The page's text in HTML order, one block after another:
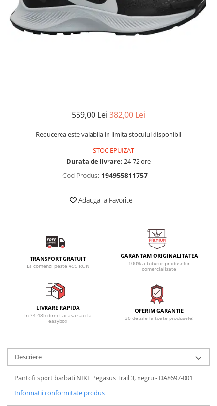
MAIOURI
CAMASI
BLUGI
JACHETE ȘI GECI SPORT
VESTE
MAIOURI
PANTALONI SCURȚI
MAIOURI
BLUGI LUNGI
crocs Jibbitz
FULARE
Graviton
Emporio Armani EA7
Ultimate Kombat
Ghete fotbal
559,00 Lei382,00 Lei
Reducerea este valabila in limita stocului disponibil
STOC EPUIZAT
Durata de livrare: 24-72 ore
Cod Produs: 194955811757
Adauga la Favorite
TRANSPORT GRATUIT
La comenzi peste 499 RON
GARANTAM ORIGINALITATEA
100% a tuturor produselor
comercializate
LIVRARE RAPIDA
In 24-48h direct acasa sau la
easybox
OFERIM GARANTIE
30 de zile la toate produsele!
Descriere
Pantofi sport barbati NIKE Pegasus Trail 3, negru - DA8697-001
Informatii conformitate produs